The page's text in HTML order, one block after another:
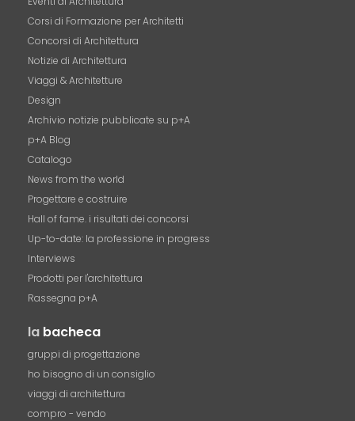
Corsi di Formazione per Architetti
Concorsi di Architettura
Notizie di Architettura
Viaggi & Architetture
Design
Archivio notizie pubblicate su p+A
p+A Blog
Catalogo
News from the world
Progettare e costruire
Hall of fame. i risultati dei concorsi
Up-to-date: la professione in progress
Interviews
Prodotti per l'architettura
Rassegna p+A
la bacheca
gruppi di progettazione
ho bisogno di un consiglio
viaggi di architettura
compro - vendo